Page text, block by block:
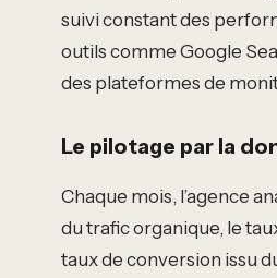
suivi constant des
outils comme Google
des plateformes de
Le pilotage par la
Chaque mois, l’agence
du trafic organique, le
taux de conversion issu